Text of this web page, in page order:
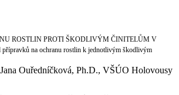
ROSTLIN PROTI ŠKODLIVÝM ČINITELŮM V
na ochranu rostlin k jednotlivým škodlivým
Ouředníčková, Ph.D., VŠÚO Holovousy